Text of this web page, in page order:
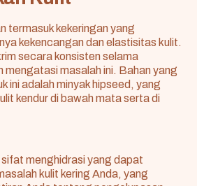
termasuk kekeringan yang
kekencangan dan elastisitas kulit.
secara konsisten selama
mengatasi masalah ini. Bahan yang
ini adalah minyak hipseed, yang
kendur di bawah mata serta di
menghidrasi yang dapat
kulit kering Anda, yang